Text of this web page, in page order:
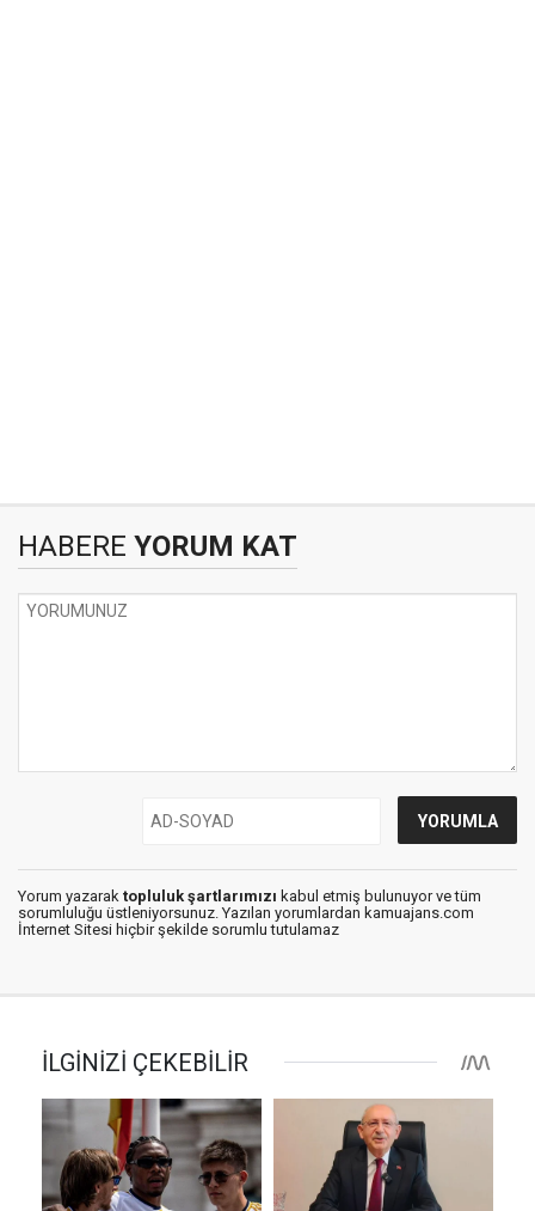
HABERE YORUM KAT
Yorum yazarak topluluk şartlarımızı kabul etmiş bulunuyor ve tüm
sorumluluğu üstleniyorsunuz. Yazılan yorumlardan kamuajans.com
İnternet Sitesi hiçbir şekilde sorumlu tutulamaz